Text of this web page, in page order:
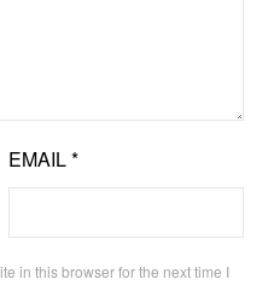
EMAIL*
in this browser for the next time I